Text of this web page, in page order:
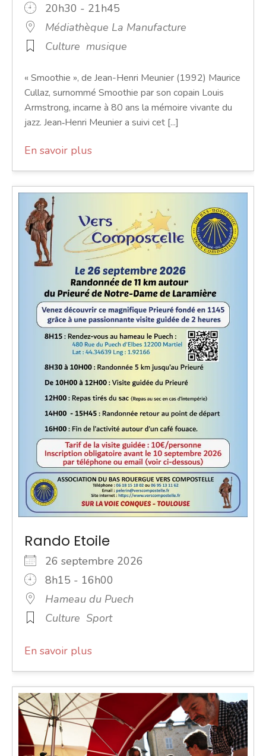
20h30 - 21h45
Médiathèque La Manufacture
Culture musique
« Smoothie », de Jean-Henri Meunier (1992) Maurice
Cullaz, surnommé Smoothie par son copain Louis
Armstrong, incarne à 80 ans la mémoire vivante du
jazz. Jean‑Henri Meunier a suivi cet [...]
En savoir plus
Rando Etoile
26 septembre 2026
8h15 - 16h00
Hameau du Puech
Culture Sport
En savoir plus